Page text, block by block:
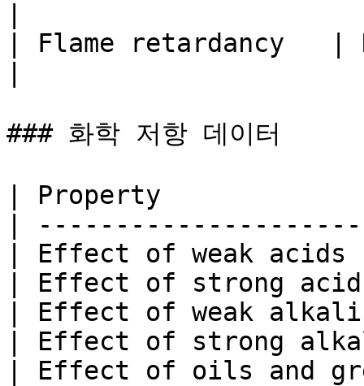
| Flame retardancy
### 화학 저항 데이터
| Property
|
| Effect of weak
| Effect of strong
| Effect of weak
| Effect of strong
| Effect of oils and